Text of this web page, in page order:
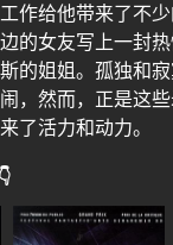
作给他带来了不
的女友写上一封
的姐姐。孤独和
，然而，正是这
了活力和动力。